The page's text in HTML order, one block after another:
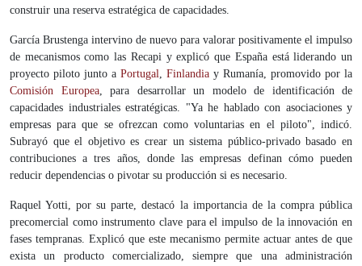
construir una reserva estratégica de capacidades.
García Brustenga intervino de nuevo para valorar positivamente el impulso
de mecanismos como las Recapi y explicó que España está liderando un
proyecto piloto junto a Portugal, Finlandia y Rumanía, promovido por la
Comisión Europea, para desarrollar un modelo de identificación de
capacidades industriales estratégicas. "Ya he hablado con asociaciones y
empresas para que se ofrezcan como voluntarias en el piloto", indicó.
Subrayó que el objetivo es crear un sistema público-privado basado en
contribuciones a tres años, donde las empresas definan cómo pueden
reducir dependencias o pivotar su producción si es necesario.
Raquel Yotti, por su parte, destacó la importancia de la compra pública
precomercial como instrumento clave para el impulso de la innovación en
fases tempranas. Explicó que este mecanismo permite actuar antes de que
exista un producto comercializado, siempre que una administración